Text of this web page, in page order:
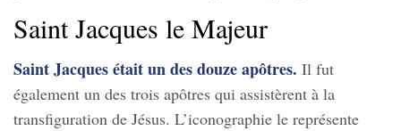
Saint Jacques le Majeur
Saint Jacques était un des douze apôtres. Il fut
également un des trois apôtres qui assistèrent à la
transfiguration de Jésus. L’iconographie le représente